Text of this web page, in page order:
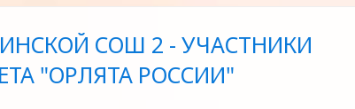
СОШ 2 - УЧАСТНИКИ
"ОРЛЯТА РОССИИ"